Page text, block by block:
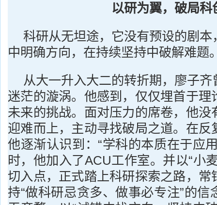
以研为翼，破局科
科研从无坦途，它没有预设的剧
中明确方向，在持续坚持中破解难题
从大一升入大二的转折期，廖子
迷茫的漩涡。他感到，仅仅埋首于理
未来的挑战。面对压力的席卷，他没
迎难而上，主动寻找破局之道。在反
他逐渐认识到：“学科的本质在于应
时，他加入了ACU工作室。并以“小
切入点，正式踏上科研探索之路，常
持“做科研忌贪多、做事必专注”的信